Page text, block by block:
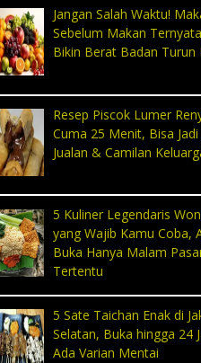
Jangan Salah Waktu!
Sebelum Makan
Bikin Berat Badan Turun
Resep Piscok Lumer
Cuma 25 Menit, Bisa Jadi
Jualan & Camilan
5 Kuliner Legendaris
yang Wajib Kamu Coba,
Buka Hanya Malam
Tertentu
5 Sate Taichan Enak di
Selatan, Buka hingga 24
Ada Varian Mentai